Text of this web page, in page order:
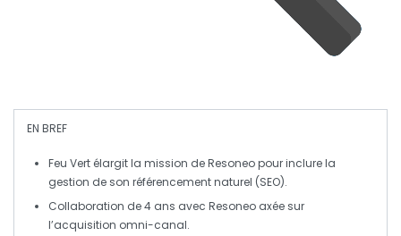
EN BREF
Feu Vert élargit la mission deResoneopour inclure la
gestion de son référencement naturel (SEO).
Collaboration de4 ans avec Resoneo axée sur
l’acquisition omni-canal.